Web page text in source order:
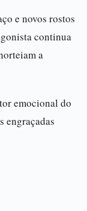
e novos rostos
continua
a
emocional do
engraçadas